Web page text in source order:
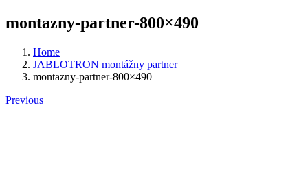
montazny-partner-800×490
Home
JABLOTRON montážny partner
montazny-partner-800×490
Previous